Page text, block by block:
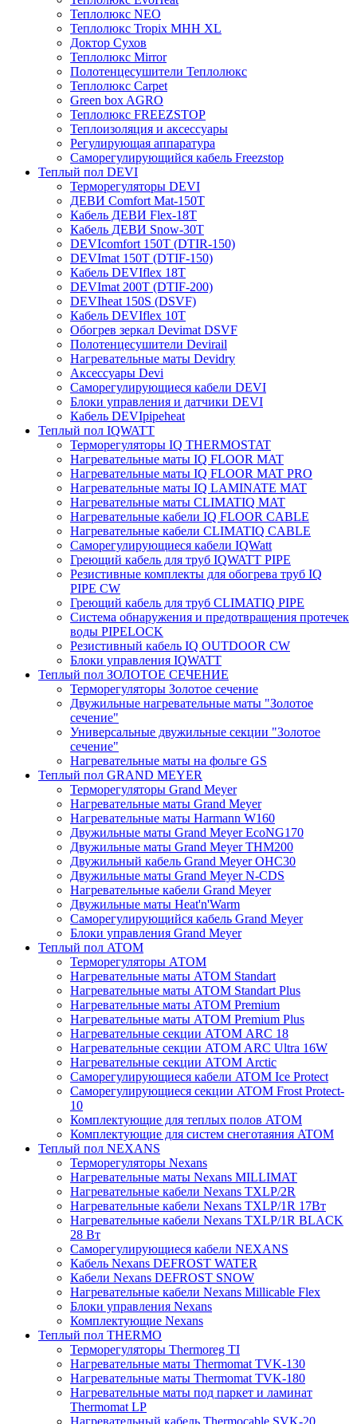
Теплолюкс NEO
Теплолюкс Tropix МНН XL
Доктор Сухов
Теплолюкс Mirror
Полотенцесушители Теплолюкс
Теплолюкс Carpet
Green box AGRO
Теплолюкс FREEZSTOP
Теплоизоляция и аксессуары
Регулирующая аппаратура
Cаморегулирующийся кабель Freezstop
Теплый пол DEVI
Терморегуляторы DEVI
ДЕВИ Comfort Mat-150T
Кабель ДЕВИ Flex-18T
Кабель ДЕВИ Snow-30T
DEVIcomfort 150T (DTIR-150)
DEVImat 150T (DTIF-150)
Кабель DEVIflex 18T
DEVImat 200T (DTIF-200)
DEVIheat 150S (DSVF)
Кабель DEVIflex 10T
Обогрев зеркал Devimat DSVF
Полотенцесушители Devirail
Нагревательные маты Devidry
Аксессуары Devi
Саморегулирующиеся кабели DEVI
Блоки управления и датчики DEVI
Кабель DEVIpipeheat
Теплый пол IQWATT
Терморегуляторы IQ THERMOSTAT
Нагревательные маты IQ FLOOR MAT
Нагревательные маты IQ FLOOR MAT PRO
Нагревательные маты IQ LAMINATE MAT
Нагревательные маты CLIMATIQ MAT
Нагревательные кабели IQ FLOOR CABLE
Нагревательные кабели CLIMATIQ CABLE
Саморегулирующиеся кабели IQWatt
Греющий кабель для труб IQWATT PIPE
Резистивные комплекты для обогрева труб IQ
PIPE CW
Греющий кабель для труб CLIMATIQ PIPE
Система обнаружения и предотвращения протечек
воды PIPELOCK
Резистивный кабель IQ OUTDOOR CW
Блоки управления IQWATT
Теплый пол ЗОЛОТОЕ СЕЧЕНИЕ
Терморегуляторы Золотое сечение
Двужильные нагревательные маты "Золотое
сечение"
Универсальные двужильные секции "Золотое
сечение"
Нагревательные маты на фольге GS
Теплый пол GRAND MEYER
Терморегуляторы Grand Meyer
Нагревательные маты Grand Meyer
Нагревательные маты Harmann W160
Двужильные маты Grand Meyer EcoNG170
Двужильные маты Grand Meyer THM200
Двужильный кабель Grand Meyer OHC30
Двужильные маты Grand Meyer N-CDS
Нагревательные кабели Grand Meyer
Двужильные маты Heat'n'Warm
Саморегулирующийся кабель Grand Meyer
Блоки управления Grand Meyer
Теплый пол ATOM
Терморегуляторы АТОМ
Нагревательные маты АТОМ Standart
Нагревательные маты АТОМ Standart Plus
Нагревательные маты АТОМ Premium
Нагревательные маты АТОМ Premium Plus
Нагревательные секции АТОМ ARC 18
Нагревательные секции ATOM ARC Ultra 16W
Нагревательные секции АТОМ Arctic
Саморегулирующиеся кабели ATOM Ice Protect
Саморегулирующиеся секции ATOM Frost Protect-
10
Комплектующие для теплых полов ATOM
Комплектующие для систем снеготаяния ATOM
Теплый пол NEXANS
Терморегуляторы Nexans
Нагревательные маты Nexans MILLIMAT
Нагревательные кабели Nexans TXLP/2R
Нагревательные кабели Nexans TXLP/1R 17Вт
Нагревательные кабели Nexans TXLP/1R BLACK
28 Вт
Саморегулирующиеся кабели NEXANS
Кабель Nexans DEFROST WATER
Кабели Nexans DEFROST SNOW
Нагревательные кабели Nexans Millicable Flex
Блоки управления Nexans
Комплектующие Nexans
Теплый пол THERMO
Терморегуляторы Thermoreg TI
Нагревательные маты Thermomat TVK-130
Нагревательные маты Thermomat TVK-180
Нагревательные маты под паркет и ламинат
Thermomat LP
Нагревательный кабель Thermocable SVK-20